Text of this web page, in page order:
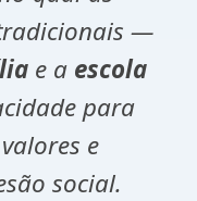
—
e a escola
para
e
social.